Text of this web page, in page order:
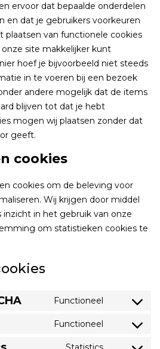
ervoor dat bepaalde onderdelen
en dat je gebruikers voorkeuren
plaatsen van functionele cookies
site makkelijker kunt
hoef je bijvoorbeeld niet steeds
in te voeren bij een bezoek
andere mogelijk dat de items
blijven tot dat je hebt
mogen wij plaatsen zonder dat
geeft.
cookies
cookies om de beleving voor
Wij krijgen door middel
in het gebruik van onze
om statistieken cookies te
Functioneel
Consent
Functioneel
Consent